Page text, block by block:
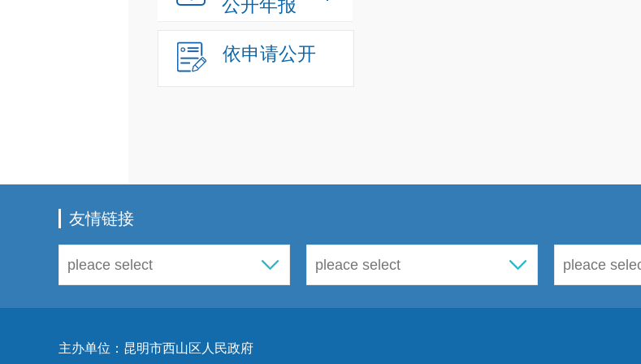
公开年报
依申请公开
友情链接
主办单位：昆明市西山区人民政府